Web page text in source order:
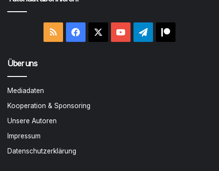
RSS Facebook YouTubeTelegram
Über uns
Mediadaten
Kooperation & Sponsoring
Unsere Autoren
Impressum
Datenschutzerklärung